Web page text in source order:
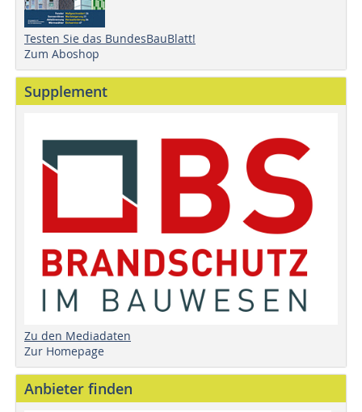
Testen Sie das BundesBauBlatt!
Zum Aboshop
Supplement
Zu den Mediadaten
Zur Homepage
Anbieter finden